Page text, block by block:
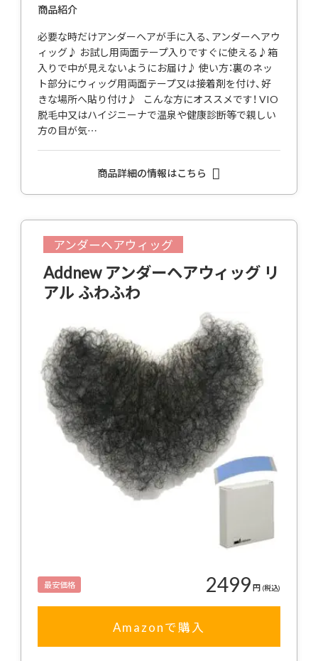
商品紹介
必要な時だけアンダーヘアが手に入る、アンダーヘアウ
ィッグ♪ お試し用両面テープ入りですぐに使える♪箱
入りで中が見えないようにお届け♪ 使い方：裏のネッ
ト部分にウィッグ用両面テープ又は接着剤を付け、好
きな場所へ貼り付け♪ こんな方にオススメです！ VIO
脱毛中又はハイジニーナで温泉や健康診断等で親しい
方の目が気…
商品詳細の情報はこちら
アンダーヘアウィッグ
Addnew アンダーヘアウィッグ リ
アル ふわふわ
最安価格 2499円 (税込)
Amazonで購入